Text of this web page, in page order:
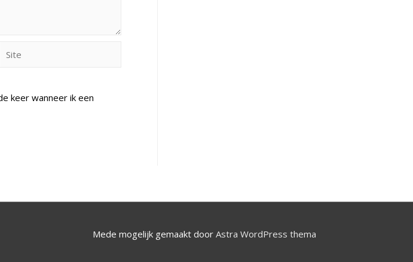
keer wanneer ik een
Mede mogelijk gemaakt door Astra WordPress thema